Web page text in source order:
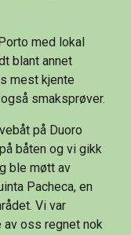
med lokal
blant annet
mest kjente
smaksprøver.
på Duoro
båten og vi gikk
ble møtt av
Pacheca, en
Vi var
oss regnet nok